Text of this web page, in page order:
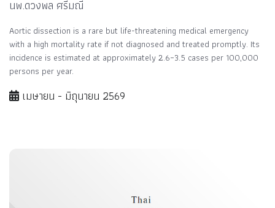
นพ.ดวงพล ศรีมณี
Aortic dissection is a rare but life-threatening medical emergency
with a high mortality rate if not diagnosed and treated promptly. Its
incidence is estimated at approximately 2.6–3.5 cases per 100,000
persons per year.
เมษายน - มิถุนายน 2569